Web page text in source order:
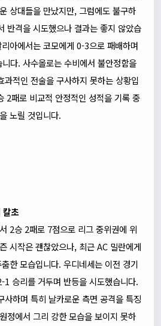
상대들을 만났지만, 그럼에도 불구하
반격을 시도했으나 결과는 좋지 않았습
아에서는 코모에게 0-3으로 패배하며
다. 사수올로는 수비에서 불안정함을
과적인 전술을 구사하지 못하는 상황입
2패로 비교적 안정적인 성적을 기록 중
노릴 것입니다.
칼초
2승 2패로 7점으로 리그 중위권에 위
시작은 괜찮았으나, 최근 AC 밀란에게
한 모습입니다. 우디네세는 이전 경기
1 승리를 거두며 반등을 시도했습니다.
사하며 특히 날카로운 측면 공격을 특징
정에서 그리 강한 모습을 보이지 못하